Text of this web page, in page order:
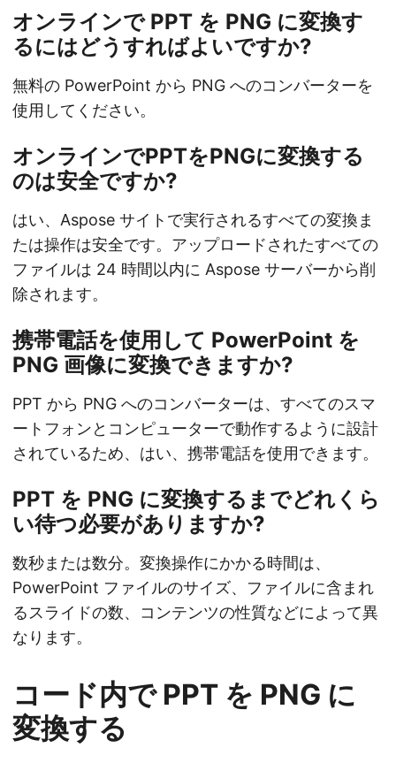
オンラインで PPT を PNG に変換す
るにはどうすればよいですか?
無料の PowerPoint から PNG へのコンバーターを
使用してください。
オンラインでPPTをPNGに変換する
のは安全ですか?
はい、Aspose サイトで実行されるすべての変換ま
たは操作は安全です。アップロードされたすべての
ファイルは 24 時間以内に Aspose サーバーから削
除されます。
携帯電話を使用して PowerPoint を
PNG 画像に変換できますか?
PPT から PNG へのコンバーターは、すべてのスマ
ートフォンとコンピューターで動作するように設計
されているため、はい、携帯電話を使用できます。
PPT を PNG に変換するまでどれくら
い待つ必要がありますか?
数秒または数分。変換操作にかかる時間は、
PowerPoint ファイルのサイズ、ファイルに含まれ
るスライドの数、コンテンツの性質などによって異
なります。
コード内で PPT を PNG に
変換する